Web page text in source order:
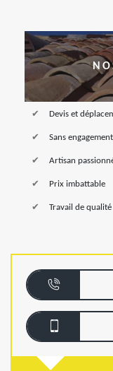
Devis et
Sans engagement
Artisan
Prix imbattable
Travail de qualité